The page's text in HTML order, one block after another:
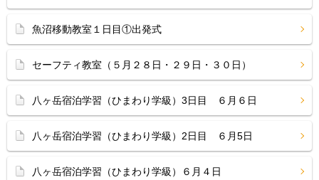
魚沼移動教室１日目①出発式
セーフティ教室（５月２８日・２９日・３０日）
八ヶ岳宿泊学習（ひまわり学級）3日目 ６月６日
八ヶ岳宿泊学習（ひまわり学級）2日目 ６月5日
八ヶ岳宿泊学習（ひまわり学級）６月４日